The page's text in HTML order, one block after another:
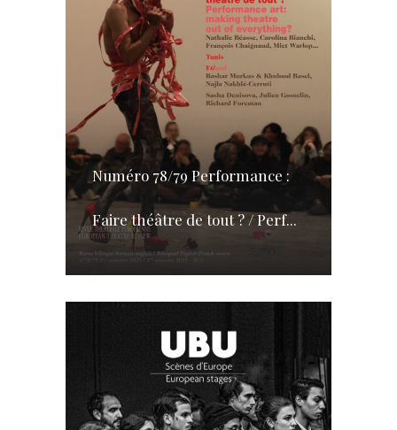
Numéro 78/79 Performance :
Faire théâtre de tout ? / Perf...